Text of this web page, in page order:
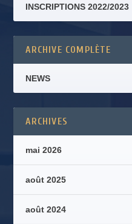
INSCRIPTIONS 2022/2023
ARCHIVE COMPLÈTE
NEWS
ARCHIVES
mai 2026
août 2025
août 2024